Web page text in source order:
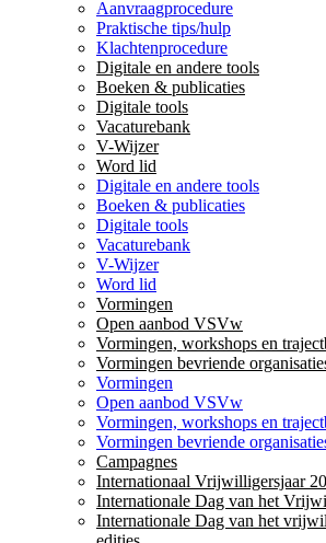
Aanvraagprocedure
Praktische tips/hulp
Klachtenprocedure
Digitale en andere tools
Boeken & publicaties
Digitale tools
Vacaturebank
V-Wijzer
Word lid
Digitale en andere tools
Boeken & publicaties
Digitale tools
Vacaturebank
V-Wijzer
Word lid
Vormingen
Open aanbod VSVw
Vormingen, workshops en
Vormingen bevriende
Vormingen
Open aanbod VSVw
Vormingen, workshops en
Vormingen bevriende
Campagnes
Internationaal Vrijwilligersjaar
Internationale Dag van het
Internationale Dag van het